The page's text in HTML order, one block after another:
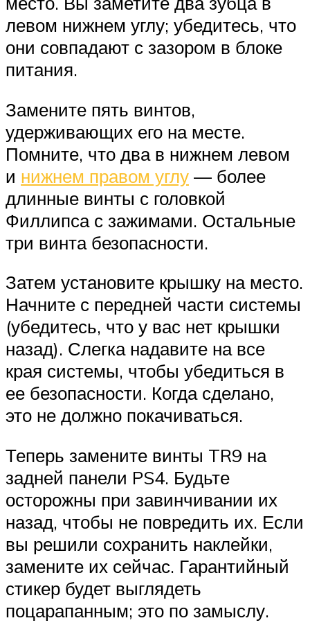
левом нижнем углу; убедитесь, что
они совпадают с зазором в блоке
питания.
Замените пять винтов,
удерживающих его на месте.
Помните, что два в нижнем левом
и нижнем правом углу — более
длинные винты с головкой
Филлипса с зажимами. Остальные
три винта безопасности.
Затем установите крышку на место.
Начните с передней части системы
(убедитесь, что у вас нет крышки
назад). Слегка надавите на все
края системы, чтобы убедиться в
ее безопасности. Когда сделано,
это не должно покачиваться.
Теперь замените винты TR9 на
задней панели PS4. Будьте
осторожны при завинчивании их
назад, чтобы не повредить их. Если
вы решили сохранить наклейки,
замените их сейчас. Гарантийный
стикер будет выглядеть
поцарапанным; это по замыслу.